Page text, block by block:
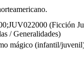
(Ficción
/ Generalidades)
mágico (infantil/